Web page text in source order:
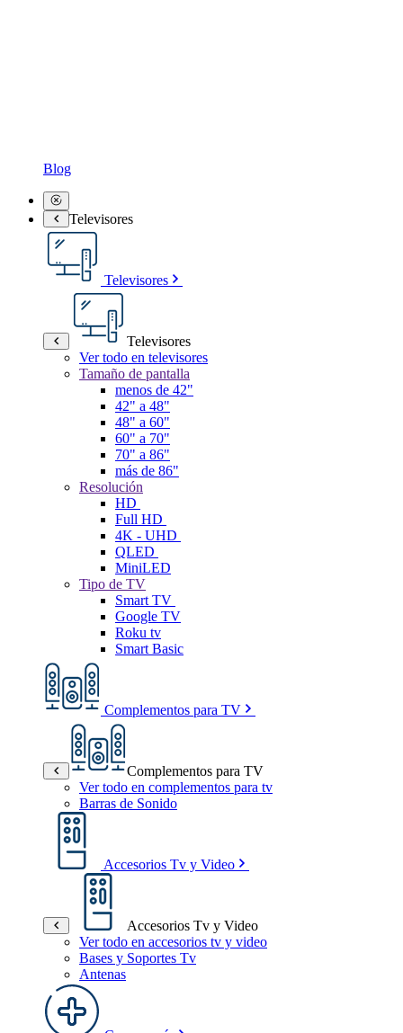
Blog
Televisores
Televisores
Televisores
Ver todo en televisores
Tamaño de pantalla
menos de 42"
42" a 48"
48" a 60"
60" a 70"
70" a 86"
más de 86"
Resolución
HD
Full HD
4K - UHD
QLED
MiniLED
Tipo de TV
Smart TV
Google TV
Roku tv
Smart Basic
Complementos para TV
Complementos para TV
Ver todo en complementos para tv
Barras de Sonido
Accesorios Tv y Video
Accesorios Tv y Video
Ver todo en accesorios tv y video
Bases y Soportes Tv
Antenas